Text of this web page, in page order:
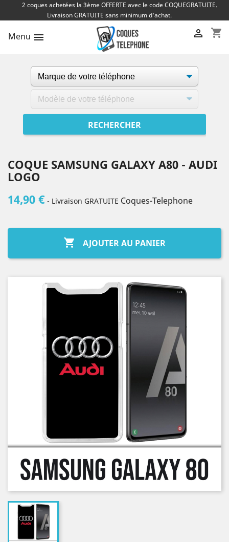
2 coques achetées la 3ème OFFERTE avec le code COQUEGRATUITE.
Livraison GRATUITE sans minimum d'achat.
Menu  shopping_cart

COQUE SAMSUNG GALAXY A80 - AUDI
LOGO
14,90 € - Livraison GRATUITE Coques-Telephone
 AJOUTER AU PANIER